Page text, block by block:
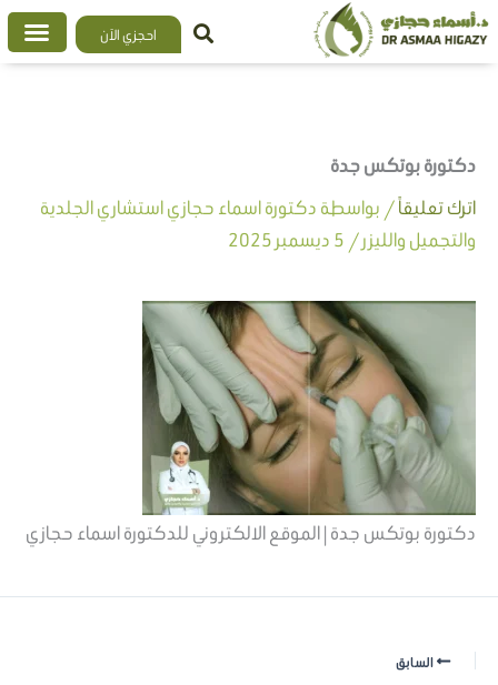
تخطي
إلى
احجزي الآن
دكتورة بوتكس جدة
اترك تعليقاً/ بواسطة دكتورة اسماء حجازي استشاري الجلدية
والتجميل والليزر/ 5 ديسمبر 2025
دكتورة بوتكس جدة | الموقع الالكتروني للدكتورة اسماء حجازي
السابق